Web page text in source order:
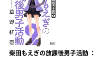
柴田もえぎの放課後男子活動 ：